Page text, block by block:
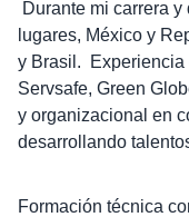
Durante mi carrera
lugares, México y
y Brasil. Experiencia
Servsafe, Green
y organizacional en
desarrollando
Formación técnica